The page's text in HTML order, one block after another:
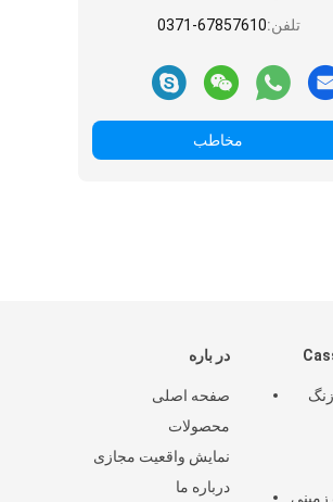
تلفن:0371-67857610
مخاطب
در باره
صفحه اصلی
محصولات
نمایش واقعیت مجازی
درباره ما